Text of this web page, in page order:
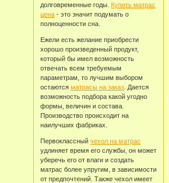
долговременные годы. Купить матрас
цена- это значит подумать о
полноценности сна.
Ежели есть желание приобрести
хорошо произведенный продукт,
который бы имел возможность
отвечать всем требуемым
параметрам, то лучшим выбором
остаются матрасы на заказ. Дается
возможность подбора какой угодно
формы, величин и состава.
Производство происходит на
наилучших фабриках.
Первоклассный чехол на матрас
удлиняет время его службы, он может
уберечь его от влаги и создать
матрас более упругим, в зависимости
от предпочтений. Также чехол имеет